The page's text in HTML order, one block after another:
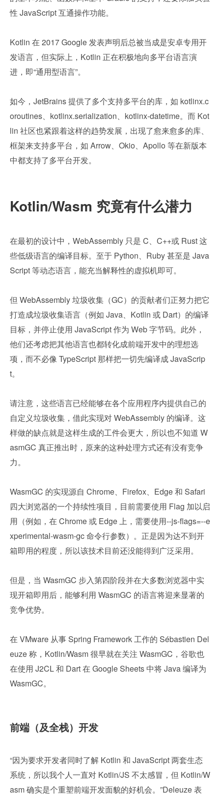
性 JavaScript 互通操作功能。
Kotlin 在 2017 Google 发表声明后总被当成是安卓专用开
发语言，但实际上，Kotlin 正在积极地向多平台语言演
进，即“通用型语言”。
如今，JetBrains 提供了多个支持多平台的库，如 kotlinx.c
oroutines、kotlinx.serialization、kotlinx-datetime。而 Kot
lin 社区也紧跟着这样的趋势发展，出现了愈来愈多的库、
框架来支持多平台，如 Arrow、Okio、Apollo 等在新版本
中都支持了多平台开发。
Kotlin/Wasm 究竟有什么潜力
在最初的设计中，WebAssembly 只是 C、C++或 Rust 这
些低级语言的编译目标。至于 Python、Ruby 甚至是 Java
Script 等动态语言，能充当解释性的虚拟机即可。
但 WebAssembly 垃圾收集（GC）的贡献者们正努力把它
打造成垃圾收集语言（例如 Java、Kotlin 或 Dart）的编译
目标，并停止使用 JavaScript 作为 Web 字节码。此外，
他们还考虑把其他语言也都转化成前端开发中的理想选
项，而不必像 TypeScript 那样把一切先编译成 JavaScrip
t。
请注意，这些语言已经能够在各个应用程序内提供自己的
自定义垃圾收集，借此实现对 WebAssembly 的编译。这
样做的缺点就是这样生成的工件会更大，所以也不知道 W
asmGC 真正推出时，原来的这种处理方式还有没有竞争
力。
WasmGC 的实现源自 Chrome、Firefox、Edge 和 Safari
四大浏览器的一个持续性项目，目前需要使用 Flag 加以启
用（例如，在 Chrome 或 Edge 上，需要使用--js-flags=--e
xperimental-wasm-gc 命令行参数）。正是因为达不到开
箱即用的程度，所以该技术目前还没能得到广泛采用。
但是，当 WasmGC 步入第四阶段并在大多数浏览器中实
现开箱即用后，能够利用 WasmGC 的语言将迎来显著的
竞争优势。
在 VMware 从事 Spring Framework 工作的 Sébastien Del
euze 称，Kotlin/Wasm 很早就在关注 WasmGC，谷歌也
在使用 J2CL 和 Dart 在 Google Sheets 中将 Java 编译为
WasmGC。
前端（及全栈）开发
“因为要求开发者同时了解 Kotlin 和 JavaScript 两套生态
系统，所以我个人一直对 Kotlin/JS 不太感冒，但 Kotlin/W
asm 确实是个重塑前端开发面貌的好机会。”Deleuze 表